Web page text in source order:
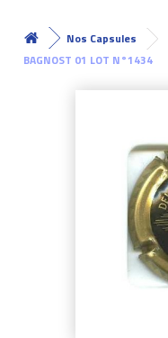
Nos Capsules
BAGNOST 01 LOT N°1434